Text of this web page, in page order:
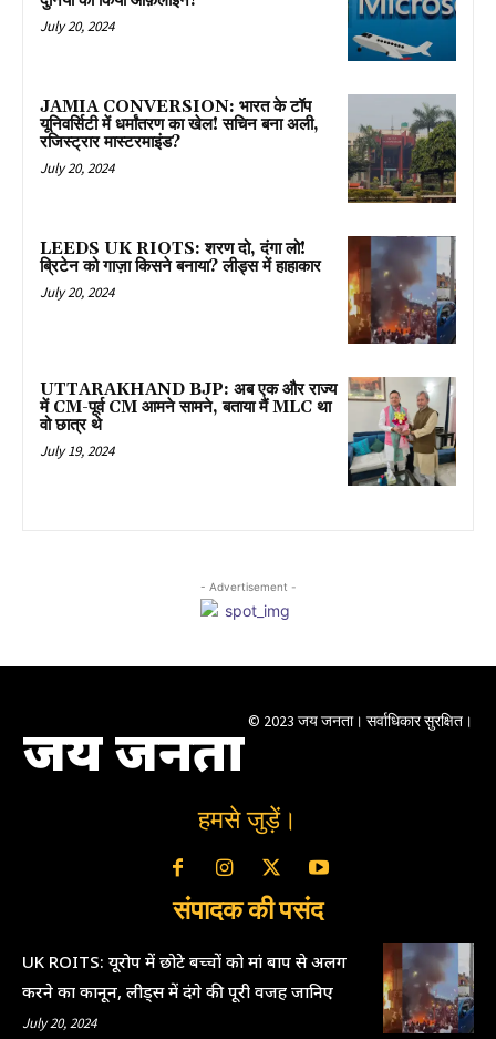
July 20, 2024
JAMIA CONVERSION: भारत के टॉप
यूनिवर्सिटी में धर्मांतरण का खेल! सचिन बना अली,
रजिस्ट्रार मास्टरमाइंड?
July 20, 2024
LEEDS UK RIOTS: शरण दो, दंगा लो!
ब्रिटेन को गाज़ा किसने बनाया? लीड्स में हाहाकार
July 20, 2024
UTTARAKHAND BJP: अब एक और राज्य
में CM-पूर्व CM आमने सामने, बताया मैं MLC था
वो छात्र थे
July 19, 2024
- Advertisement -
जय जनता © 2023 जय जनता। सर्वाधिकार सुरक्षित।
हमसे जुड़ें।
संपादक की पसंद
UK ROITS: यूरोप में छोटे बच्चों को मां बाप से अलग
करने का कानून, लीड्स में दंगे की पूरी वजह जानिए
July 20, 2024